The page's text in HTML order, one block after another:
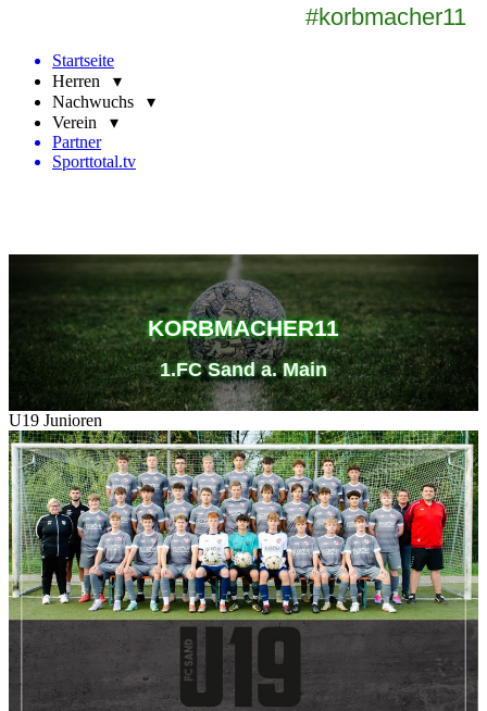
#korbmacher11
Startseite
Herren ▾
Nachwuchs ▾
Verein ▾
Partner
Sporttotal.tv
KORBMACHER11
1.FC Sand a. Main
U19 Junioren